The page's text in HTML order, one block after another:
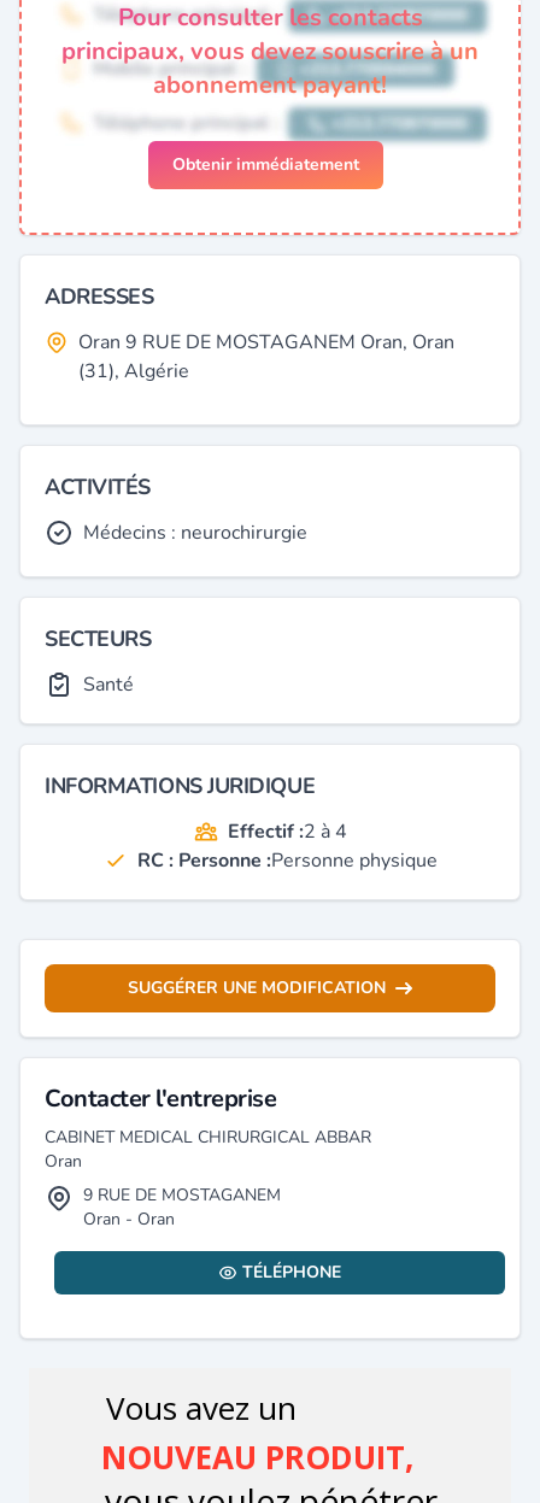
Pour consulter les contacts
principaux, vous devez souscrire à un
abonnement payant!
Obtenir immédiatement
ADRESSES
Oran 9 RUE DE MOSTAGANEM Oran, Oran
(31), Algérie
ACTIVITÉS
Médecins : neurochirurgie
SECTEURS
Santé
INFORMATIONS JURIDIQUE
Effectif :2 à 4
RC : Personne :Personne physique
SUGGÉRER UNE MODIFICATION
Contacter l'entreprise
CABINET MEDICAL CHIRURGICAL ABBAR
Oran
9 RUE DE MOSTAGANEM
Oran - Oran
TÉLÉPHONE